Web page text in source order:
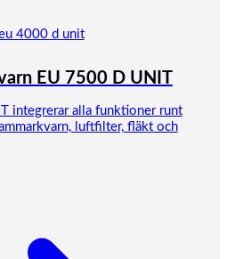
EU 7500 D UNIT
integrerar alla funktioner runt
luftfilter, fläkt och